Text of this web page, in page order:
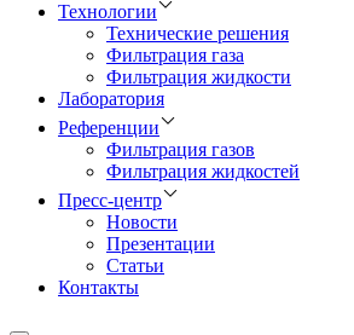
Технологии
Технические решения
Фильтрация газа
Фильтрация жидкости
Лаборатория
Референции
Фильтрация газов
Фильтрация жидкостей
Пресс-центр
Новости
Презентации
Статьи
Контакты